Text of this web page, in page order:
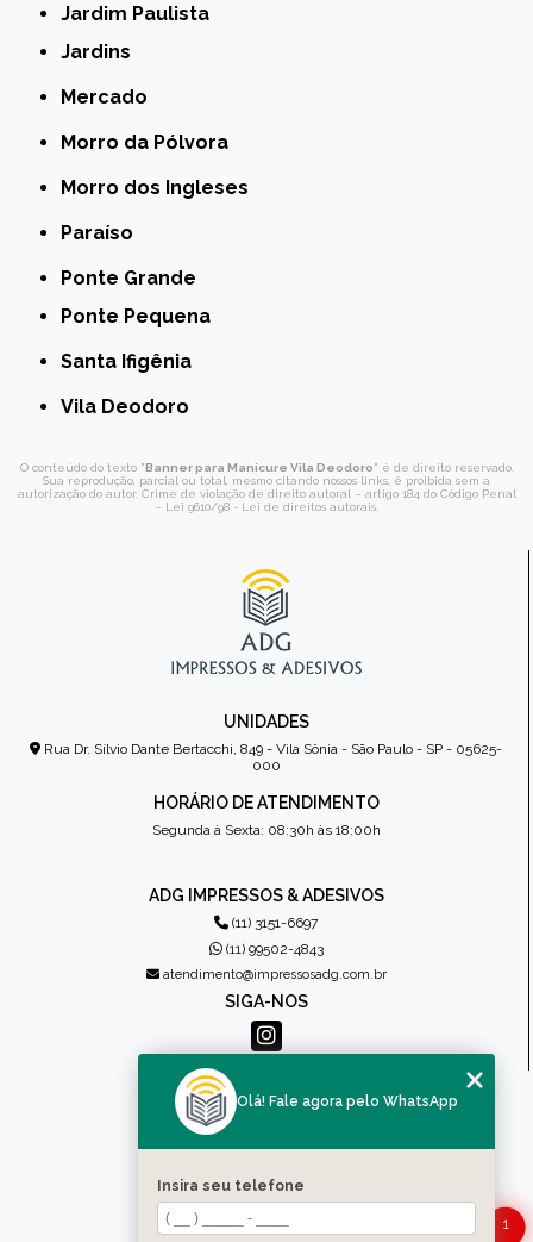
Jardim Paulista
Jardins
Mercado
Morro da Pólvora
Morro dos Ingleses
Paraíso
Ponte Grande
Ponte Pequena
Santa Ifigênia
Vila Deodoro
O conteúdo do texto "Banner para Manicure Vila Deodoro" é de direito reservado.
Sua reprodução, parcial ou total, mesmo citando nossos links, é proibida sem a
autorização do autor. Crime de violação de direito autoral – artigo 184 do Código Penal
– Lei 9610/98 - Lei de direitos autorais
UNIDADES
Rua Dr. Sílvio Dante Bertacchi, 849 - Vila Sônia - São Paulo - SP - 05625-
000
HORÁRIO DE ATENDIMENTO
Segunda à Sexta: 08:30h às 18:00h
ADG IMPRESSOS & ADESIVOS
(11) 3151-6697
(11) 99502-4843
atendimento@impressosadg.com.br
SIGA-NOS
MENU
QUEM SOMOS
PRODUTOS
CONTATO
CATEGORIAS
1
Olá! Fale agora pelo WhatsApp
Insira seu telefone